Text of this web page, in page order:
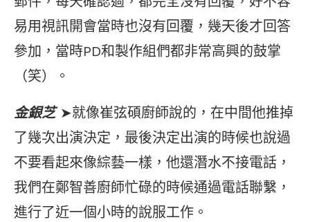
易用視訊開會當時也沒有回覆，幾天後才回答
參加，當時PD和製作組們都非常高興的鼓掌
（笑）。
金銀芝➤就像崔弦碩廚師說的，在中間他推掉
了幾次出演決定，最後決定出演的時候也說過
不要看起來像綜藝一樣，他還潛水不接電話，
我們在鄭智善廚師忙碌的時候通過電話聯繫，
進行了近一個小時的說服工作。